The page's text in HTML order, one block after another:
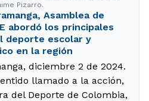
Pizarro.
Asamblea de
abordó los principales
deporte escolar y
en la región
diciembre 2 de 2024.
llamado a la acción,
del Deporte de Colombia,